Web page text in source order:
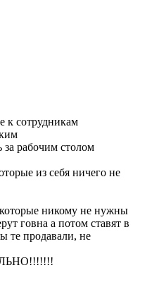
к сотрудникам
за рабочим столом
из себя ничего не
никому не нужны
говна а потом ставят в
те продавали, не